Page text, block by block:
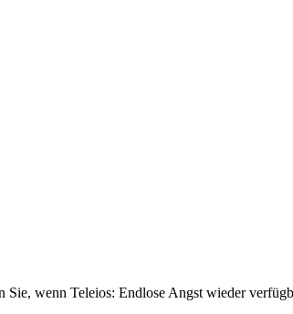
wenn Teleios: Endlose Angst wieder